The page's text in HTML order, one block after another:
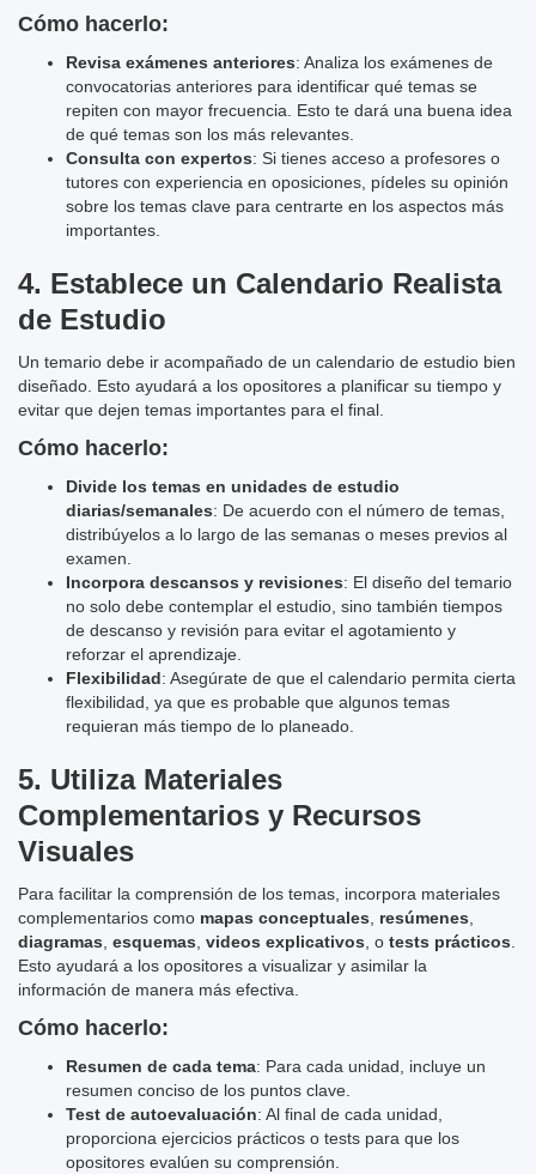
Cómo hacerlo:
Revisa exámenes anteriores: Analiza los exámenes de
convocatorias anteriores para identificar qué temas se
repiten con mayor frecuencia. Esto te dará una buena idea
de qué temas son los más relevantes.
Consulta con expertos: Si tienes acceso a profesores o
tutores con experiencia en oposiciones, pídeles su opinión
sobre los temas clave para centrarte en los aspectos más
importantes.
4. Establece un Calendario Realista
de Estudio
Un temario debe ir acompañado de un calendario de estudio bien
diseñado. Esto ayudará a los opositores a planificar su tiempo y
evitar que dejen temas importantes para el final.
Cómo hacerlo:
Divide los temas en unidades de estudio
diarias/semanales: De acuerdo con el número de temas,
distribúyelos a lo largo de las semanas o meses previos al
examen.
Incorpora descansos y revisiones: El diseño del temario
no solo debe contemplar el estudio, sino también tiempos
de descanso y revisión para evitar el agotamiento y
reforzar el aprendizaje.
Flexibilidad: Asegúrate de que el calendario permita cierta
flexibilidad, ya que es probable que algunos temas
requieran más tiempo de lo planeado.
5. Utiliza Materiales
Complementarios y Recursos
Visuales
Para facilitar la comprensión de los temas, incorpora materiales
complementarios como mapas conceptuales, resúmenes,
diagramas, esquemas, videos explicativos, o tests prácticos.
Esto ayudará a los opositores a visualizar y asimilar la
información de manera más efectiva.
Cómo hacerlo:
Resumen de cada tema: Para cada unidad, incluye un
resumen conciso de los puntos clave.
Test de autoevaluación: Al final de cada unidad,
proporciona ejercicios prácticos o tests para que los
opositores evalúen su comprensión.